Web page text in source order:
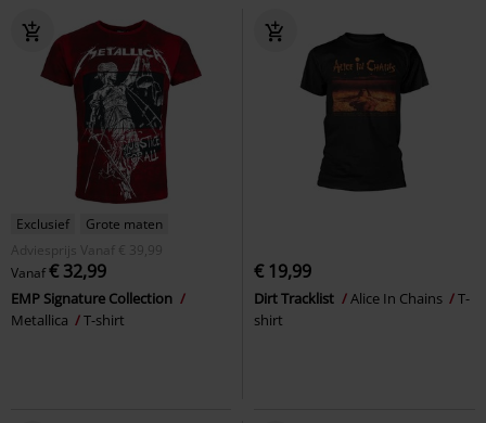
Exclusief
Grote maten
Adviesprijs
Vanaf € 39,99
Vanaf€ 32,99
EMP Signature Collection
Metallica
T-shirt
€ 19,99
Dirt Tracklist Alice In Chains
T-
shirt